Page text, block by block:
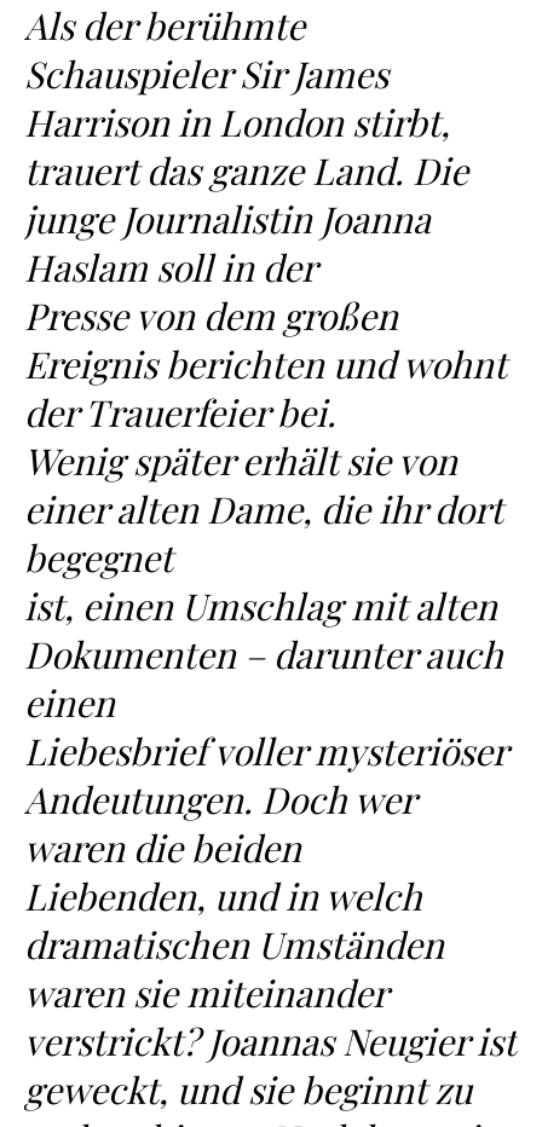
Als der berühmte
Schauspieler Sir James
Harrison in London stirbt,
trauert das ganze Land. Die
junge Journalistin Joanna
Haslam soll in der
Presse von dem großen
Ereignis berichten und wohnt
der Trauerfeier bei.
Wenig später erhält sie von
einer alten Dame, die ihr dort
begegnet
ist, einen Umschlag mit alten
Dokumenten – darunter auch
einen
Liebesbrief voller mysteriöser
Andeutungen. Doch wer
waren die beiden
Liebenden, und in welch
dramatischen Umständen
waren sie miteinander
verstrickt? Joannas Neugier ist
geweckt, und sie beginnt zu